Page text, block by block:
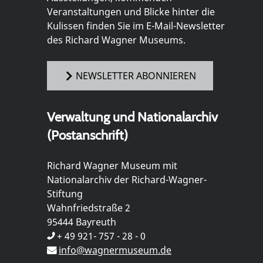
Veranstaltungen und Blicke hinter die
Kulissen finden Sie im E-Mail-Newsletter
des Richard Wagner Museums.
NEWSLETTER ABONNIEREN
Verwaltung und Nationalarchiv
(Postanschrift)
Richard Wagner Museum mit
Nationalarchiv der Richard-Wagner-
Stiftung
Wahnfriedstraße 2
95444 Bayreuth
+ 49 921- 757 - 28 - 0
info@wagnermuseum.de